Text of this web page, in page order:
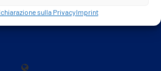
sulla PrivacyImprint
ONLINE